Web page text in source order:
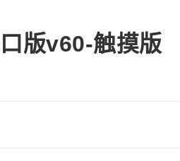
版v60-触摸版